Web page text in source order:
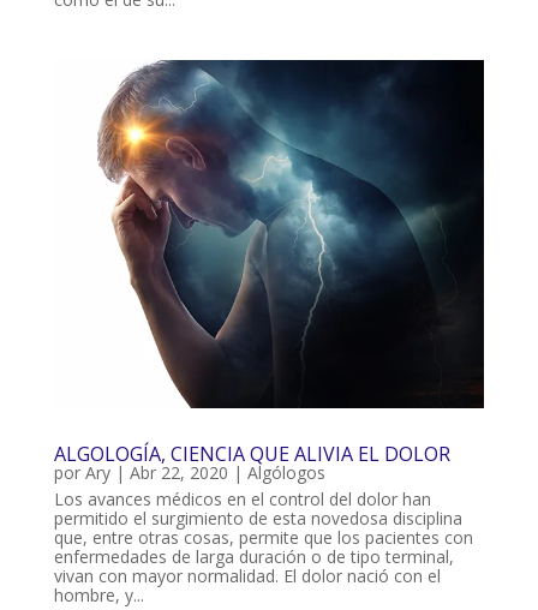
ALGOLOGÍA, CIENCIA QUE ALIVIA EL DOLOR
por Ary| Abr 22, 2020 | Algólogos
Los avances médicos en el control del dolor han
permitido el surgimiento de esta novedosa disciplina
que, entre otras cosas, permite que los pacientes con
enfermedades de larga duración o de tipo terminal,
vivan con mayor normalidad. El dolor nació con el
hombre, y...